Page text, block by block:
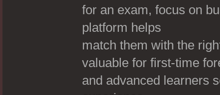
for an exam, focus on
platform helps
match them with the
valuable for first-time
and advanced learners